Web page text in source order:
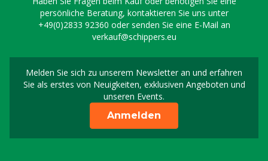
persönliche Beratung, kontaktieren Sie uns unter
+49(0)2833 92360 oder senden Sie eine E-Mail an
verkauf@schippers.eu
Melden Sie sich zu unserem Newsletter an und erfahren
Sie als erstes von Neuigkeiten, exklusiven Angeboten und
unseren Events.
Melden Sie sich für
Anmelden